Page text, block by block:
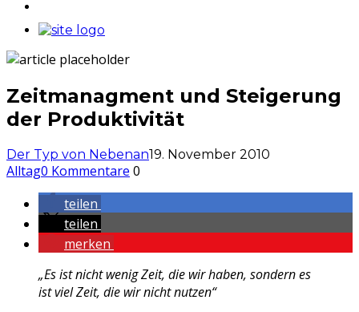
Zeitmanagment und Steigerung
der Produktivität
Der Typ von Nebenan19. November 2010
Alltag0 Kommentare 0
teilen
teilen
merken
„Es ist nicht wenig Zeit, die wir haben, sondern es
ist viel Zeit, die wir nicht nutzen“